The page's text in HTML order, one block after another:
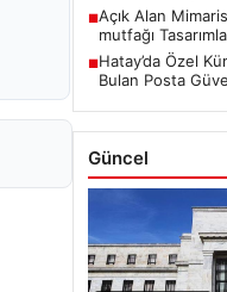
■Açık Alan
mutfağı
■Hatay’da Özel
Bulan Posta
Güncel